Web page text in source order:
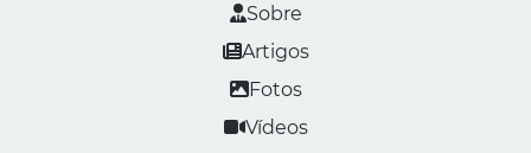
Sobre
Artigos
Fotos
Vídeos